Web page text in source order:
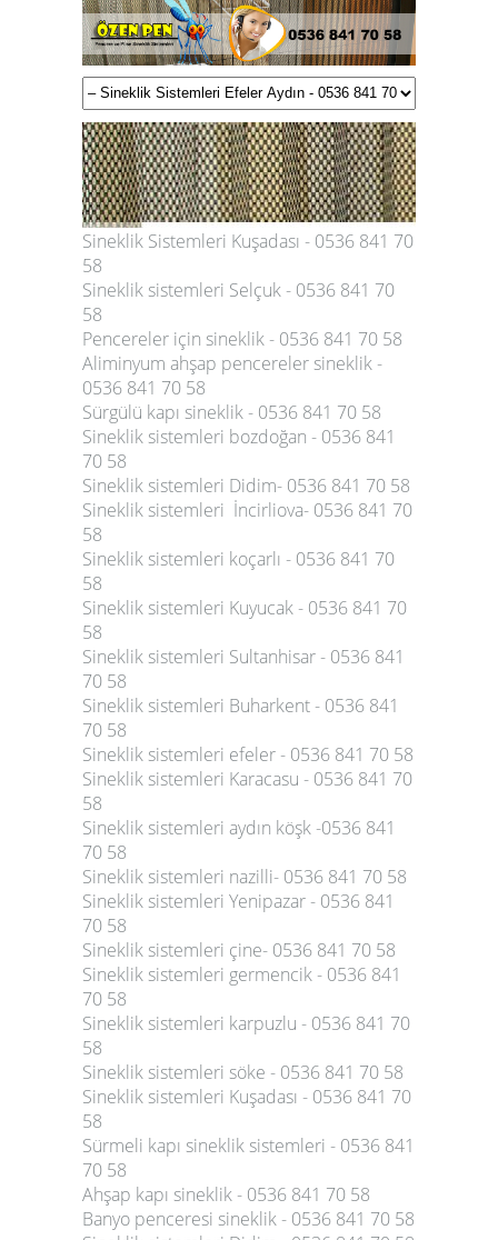
Sineklik Sistemleri Kuşadası - 0536 841 70
58
Sineklik sistemleri Selçuk - 0536 841 70
58
Pencereler için sineklik - 0536 841 70 58
Aliminyum ahşap pencereler sineklik -
0536 841 70 58
Sürgülü kapı sineklik - 0536 841 70 58
Sineklik sistemleri bozdoğan - 0536 841
70 58
Sineklik sistemleri Didim- 0536 841 70 58
Sineklik sistemleri İncirliova- 0536 841 70
58
Sineklik sistemleri koçarlı - 0536 841 70
58
Sineklik sistemleri Kuyucak - 0536 841 70
58
Sineklik sistemleri Sultanhisar - 0536 841
70 58
Sineklik sistemleri Buharkent - 0536 841
70 58
Sineklik sistemleri efeler - 0536 841 70 58
Sineklik sistemleri Karacasu - 0536 841 70
58
Sineklik sistemleri aydın köşk -0536 841
70 58
Sineklik sistemleri nazilli- 0536 841 70 58
Sineklik sistemleri Yenipazar - 0536 841
70 58
Sineklik sistemleri çine- 0536 841 70 58
Sineklik sistemleri germencik - 0536 841
70 58
Sineklik sistemleri karpuzlu - 0536 841 70
58
Sineklik sistemleri söke - 0536 841 70 58
Sineklik sistemleri Kuşadası - 0536 841 70
58
Sürmeli kapı sineklik sistemleri - 0536 841
70 58
Ahşap kapı sineklik - 0536 841 70 58
Banyo penceresi sineklik - 0536 841 70 58